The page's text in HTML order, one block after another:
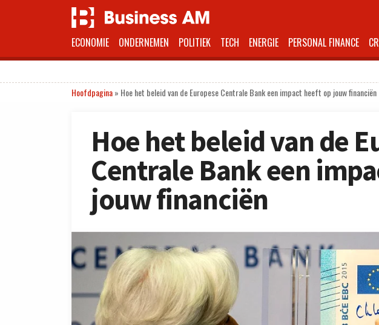
ECONOMIE ONDERNEMEN POLITIEK TECH ENERGIE PERSONAL FINANCE
Hoofdpagina» Hoe het beleid van de Europese Centrale Bank een impact heeft op jouw financiën
Hoe het beleid van de
Centrale Bank een
jouw financiën